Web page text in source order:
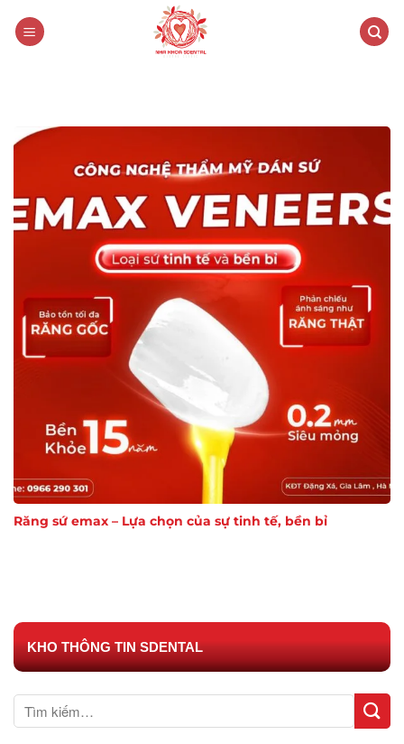
Răng sứ emax – Lựa chọn của sự tinh tế, bền bỉ
KHO THÔNG TIN SDENTAL